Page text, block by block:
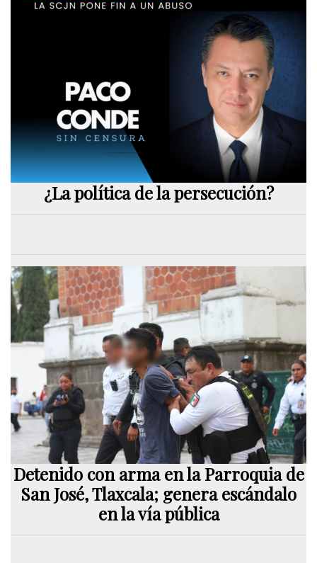
¿La política de la persecución?
Detenido con arma en la Parroquia de
San José, Tlaxcala; genera escándalo
en la vía pública